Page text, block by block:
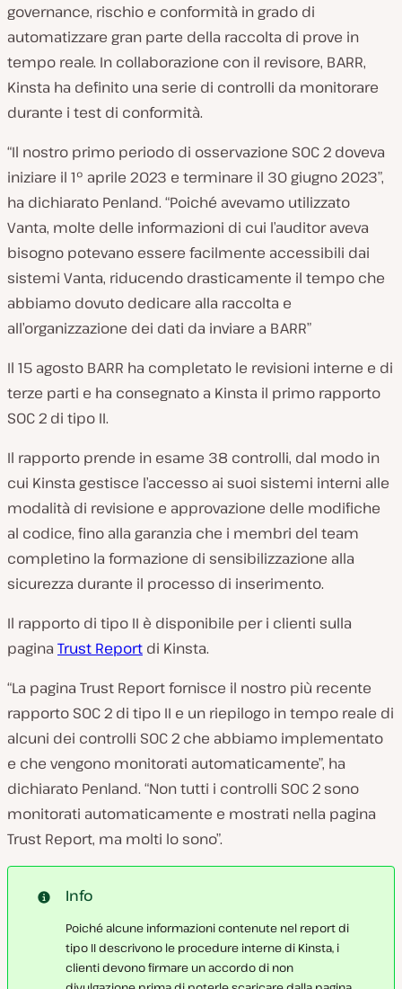
governance, rischio e conformità in grado di
automatizzare gran parte della raccolta di prove in
tempo reale. In collaborazione con il revisore, BARR,
Kinsta ha definito una serie di controlli da monitorare
durante i test di conformità.
“Il nostro primo periodo di osservazione SOC 2 doveva
iniziare il 1° aprile 2023 e terminare il 30 giugno 2023”,
ha dichiarato Penland. “Poiché avevamo utilizzato
Vanta, molte delle informazioni di cui l’auditor aveva
bisogno potevano essere facilmente accessibili dai
sistemi Vanta, riducendo drasticamente il tempo che
abbiamo dovuto dedicare alla raccolta e
all’organizzazione dei dati da inviare a BARR”
Il 15 agosto BARR ha completato le revisioni interne e di
terze parti e ha consegnato a Kinsta il primo rapporto
SOC 2 di tipo II.
Il rapporto prende in esame 38 controlli, dal modo in
cui Kinsta gestisce l’accesso ai suoi sistemi interni alle
modalità di revisione e approvazione delle modifiche
al codice, fino alla garanzia che i membri del team
completino la formazione di sensibilizzazione alla
sicurezza durante il processo di inserimento.
Il rapporto di tipo II è disponibile per i clienti sulla
pagina Trust Report di Kinsta.
“La pagina Trust Report fornisce il nostro più recente
rapporto SOC 2 di tipo II e un riepilogo in tempo reale di
alcuni dei controlli SOC 2 che abbiamo implementato
e che vengono monitorati automaticamente”, ha
dichiarato Penland. “Non tutti i controlli SOC 2 sono
monitorati automaticamente e mostrati nella pagina
Trust Report, ma molti lo sono”.
Info
Poiché alcune informazioni contenute nel report di
tipo II descrivono le procedure interne di Kinsta, i
clienti devono firmare un accordo di non